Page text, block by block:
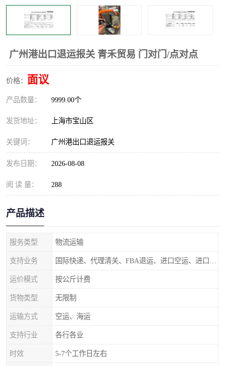
广州港出口退运报关 青禾贸易 门对门/点对点
价格： 面议
产品数量： 9999.00个
发货地址： 上海市宝山区
关键词： 广州港出口退运报关
发布日期： 2026-08-08
阅 读 量： 288
产品描述
服务类型 物流运输
支持业务
运价模式 按公斤计费
货物类型 无限制
运输方式 空运、海运
支持行业 各行各业
时效 5-7个工作日左右